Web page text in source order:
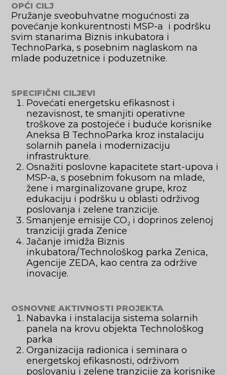
OPĆI CILJ
Pružanje sveobuhvatne mogućnosti za
povećanje konkurentnosti MSP-a i podršku
svim stanarima Biznis inkubatora i
TechnoParka, s posebnim naglaskom na
mlade poduzetnice i poduzetnike.
SPECIFIČNI CILJEVI
Povećati energetsku efikasnost i
nezavisnost, te smanjiti operativne
troškove za postojeće i buduće korisnike
Aneksa B TechnoParka kroz instalaciju
solarnih panela i modernizaciju
infrastrukture.
Osnažiti poslovne kapacitete start-upova i
MSP-a, s posebnim fokusom na mlade,
žene i marginalizovane grupe, kroz
edukaciju i podršku u oblasti održivog
poslovanja i zelene tranzicije.
Smanjenje emisije CO₂ i doprinos zelenoj
tranziciji grada Zenice
Jačanje imidža Biznis
inkubatora/Technološkog parka Zenica,
Agencije ZEDA, kao centra za održive
inovacije.
OSNOVNE AKTIVNOSTI PROJEKTA
Nabavka i instalacija sistema solarnih
panela na krovu objekta Technološkog
parka
Organizacija radionica i seminara o
energetskoj efikasnosti, održivom
poslovanju i zelene tranzicije za korisnike